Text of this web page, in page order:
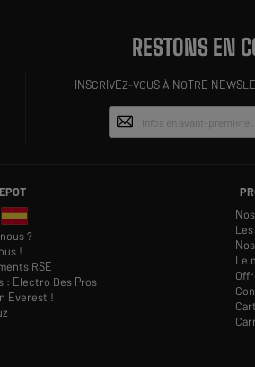
RESTONS EN
INSCRIVEZ-VOUS À NOTRE
?
!
RSE
: Electro Des Pros
Everest !
Le